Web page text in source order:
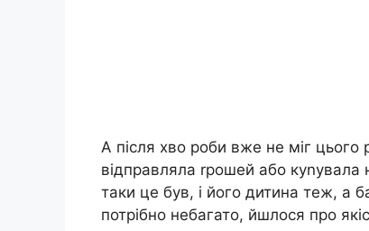
А після хво роби вже не міг
відправляла rрошей або куnувала
таки це був, і його дитина теж, а
потрібно небагато, йшлося про